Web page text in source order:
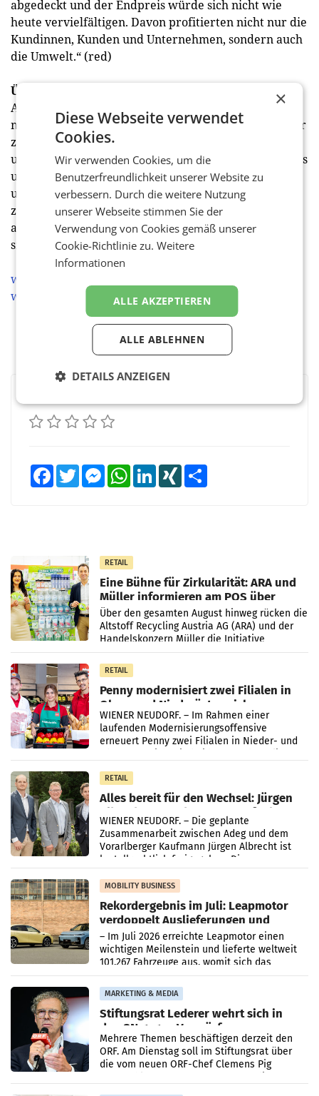
abgedeckt und der Endpreis würde sich nicht wie
heute vervielfältigen. Davon profitierten nicht nur die
Kundinnen, Kunden und Unternehmen, sondern auch
die Umwelt.“ (red)
Über Kearney
Als globale Partnerschaft in mehr als 40 Ländern
machen uns unsere Mitarbeiterinnen und Mitarbeiter
zu dem, was wir sind. Als Einzelne bringen wir
unterschiedliche Leidenschaften und Stärken ein. Was
uns eint ist, dass wir alle genauso viel Freude an
unserer Arbeit haben wie diejenigen, mit denen wir
zusammenarbeiten. Gemeinsam mit ihnen lassen wir
aus großen Ideen Realität werden und unterstützen
sie dabei, ein neues Kapitel aufzuschlagen.
www.kearney.at
www.twitter.com/KearneyDACH
FacebookTwitter MessengerWhatsAppLinkedInXING
RETAIL
Eine Bühne für Zirkularität: ARA und
Müller informieren am POS über
Kreislauffähigkeit
Über den gesamten August hinweg rücken die
Altstoff Recycling Austria AG (ARA) und der
Handelskonzern Müller die Initiative
„Kreislauf-Helden“ in allen österreichischen
Müller-Filialen
RETAIL
Penny modernisiert zwei Filialen in
Ober- und Niederösterreich
WIENER NEUDORF. – Im Rahmen einer
laufenden Modernisierungsoffensive
erneuert Penny zwei Filialen in Nieder- und
RETAIL
Alles bereit für den Wechsel: Jürgen
Albrecht setzt ab 1.1.2027 auf Adeg
WIENER NEUDORF. – Die geplante
Zusammenarbeit zwischen Adeg und dem
Vorarlberger Kaufmann Jürgen Albrecht ist
kartellrechtlich freigegeben: Die
Bundeswettbewerbsbehörde und der
Bundeskartellanwalt
MOBILITY BUSINESS
Rekordergebnis im Juli: Leapmotor
verdoppelt Auslieferungen und
überschreitet die 100.000er-Marke
– Im Juli 2026 erreichte Leapmotor einen
wichtigen Meilenstein und lieferte weltweit
101.267 Fahrzeuge aus, womit sich das
Ergebnis gegenüber Juli 2025 mehr als
verdoppelte (+102
MARKETING & MEDIA
Stiftungsrat Lederer wehrt sich in
den SN gegen Vorwürfe
Mehrere Themen beschäftigen derzeit den
ORF. Am Dienstag soll im Stiftungsrat über
die vom neuen ORF-Chef Clemens Pig
×
Diese Webseite verwendet
Cookies.
Wir verwenden Cookies, um die
Benutzerfreundlichkeit unserer Website zu
verbessern. Durch die weitere Nutzung
unserer Webseite stimmen Sie der
Verwendung von Cookies gemäß unserer
Cookie-Richtlinie zu.Weitere
Informationen
ALLE AKZEPTIEREN
ALLE ABLEHNEN
DETAILS ANZEIGEN